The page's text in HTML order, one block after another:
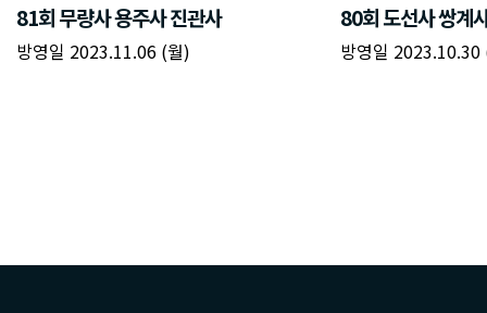
81회 무량사 용주사 진관사
방영일 2023.11.06 (월)
80회 도선사 쌍계
방영일 2023.10.30